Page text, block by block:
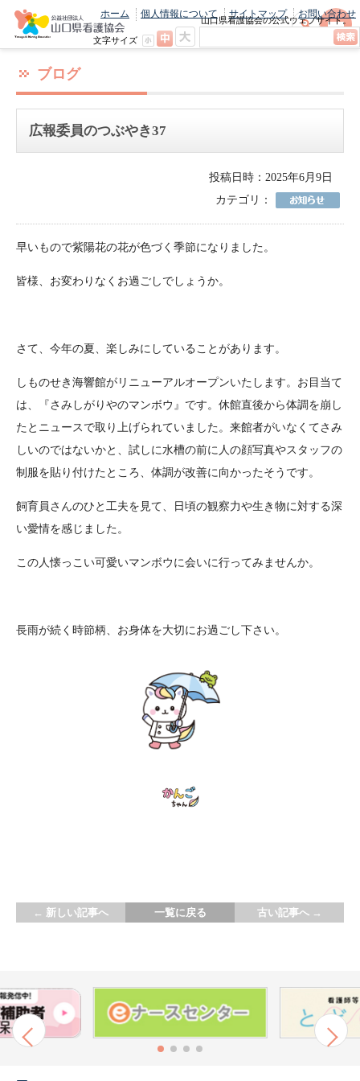
山口県看護協会の公式ウェブサイト。
最新のニュースやお知らせをいち早くお
ホーム 個人情報について サイトマップ お問い合わせ
文字サイズ
ブログ
広報委員のつぶやき37
投稿日時：2025年6月9日
カテゴリ：
早いもので紫陽花の花が色づく季節になりました。
皆様、お変わりなくお過ごしでしょうか。
さて、今年の夏、楽しみにしていることがあります。
しものせき海響館がリニューアルオープンいたします。お目当て
は、『さみしがりやのマンボウ』です。休館直後から体調を崩し
たとニュースで取り上げられていました。来館者がいなくてさみ
しいのではないかと、試しに水槽の前に人の顔写真やスタッフの
制服を貼り付けたところ、体調が改善に向かったそうです。
飼育員さんのひと工夫を見て、日頃の観察力や生き物に対する深
い愛情を感じました。
この人懐っこい可愛いマンボウに会いに行ってみませんか。
長雨が続く時節柄、お身体を大切にお過ごし下さい。
← 新しい記事へ 一覧に戻る 古い記事へ →